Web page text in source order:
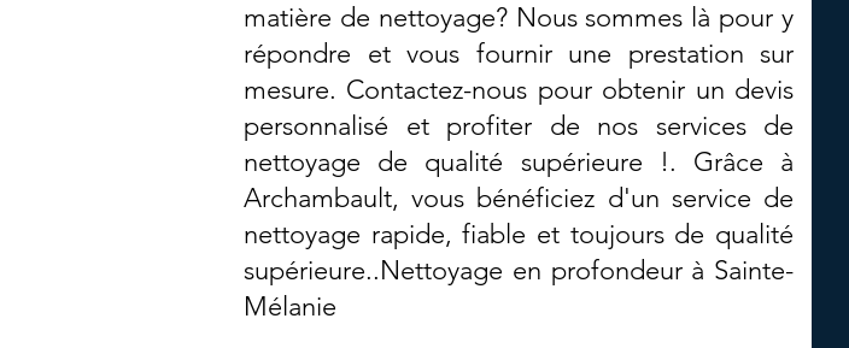
matière de nettoyage? Nous sommes là pour y
répondre et vous fournir une prestation sur
mesure. Contactez-nous pour obtenir un devis
personnalisé et profiter de nos services de
nettoyage de qualité supérieure !. Grâce à
Archambault, vous bénéficiez d'un service de
nettoyage rapide, fiable et toujours de qualité
supérieure..Nettoyage en profondeur à Sainte-
Mélanie